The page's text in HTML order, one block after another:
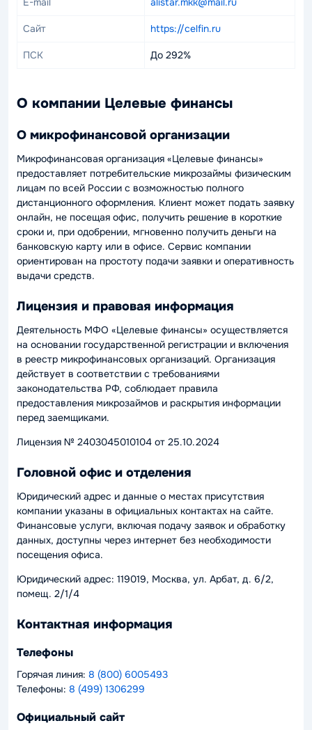
Сайт https://celfin.ru
ПСК До 292%
О компании Целевые финансы
О микрофинансовой организации
Микрофинансовая организация «Целевые финансы»
предоставляет потребительские микрозаймы физическим
лицам по всей России с возможностью полного
дистанционного оформления. Клиент может подать заявку
онлайн, не посещая офис, получить решение в короткие
сроки и, при одобрении, мгновенно получить деньги на
банковскую карту или в офисе. Сервис компании
ориентирован на простоту подачи заявки и оперативность
выдачи средств.
Лицензия и правовая информация
Деятельность МФО «Целевые финансы» осуществляется
на основании государственной регистрации и включения
в реестр микрофинансовых организаций. Организация
действует в соответствии с требованиями
законодательства РФ, соблюдает правила
предоставления микрозаймов и раскрытия информации
перед заемщиками.
Лицензия № 2403045010104 от 25.10.2024
Головной офис и отделения
Юридический адрес и данные о местах присутствия
компании указаны в официальных контактах на сайте.
Финансовые услуги, включая подачу заявок и обработку
данных, доступны через интернет без необходимости
посещения офиса.
Юридический адрес: 119019, Москва, ул. Арбат, д. 6/2,
помещ. 2/1/4
Контактная информация
Телефоны
Горячая линия: 8 (800) 6005493
Телефоны: 8 (499) 1306299
Официальный сайт